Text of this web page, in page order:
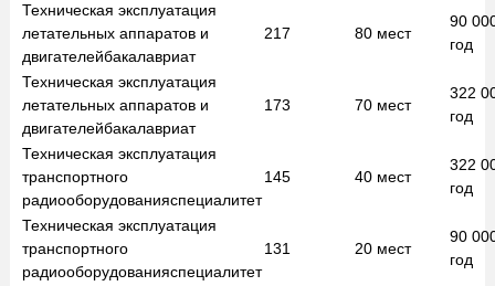
Техническая эксплуатация
летательных аппаратов и
двигателейбакалавриат
217 80 мест
90
год
Техническая эксплуатация
летательных аппаратов и
двигателейбакалавриат
173 70 мест
322
год
Техническая эксплуатация
транспортного
радиооборудованияспециалитет
145 40 мест
322
год
Техническая эксплуатация
транспортного
радиооборудованияспециалитет
131 20 мест
90
год